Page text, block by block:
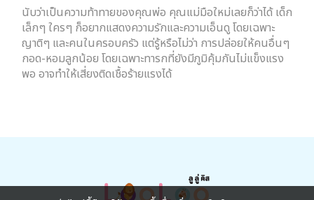
นับว่าเป็นความท้าทายของคุณพ่อ คุณแม่มือใหม่เลยก็ว่าได้ เด็ก
เล็กๆ ใครๆ ก็อยากแสดงความรักและความเอ็นดู โดยเฉพาะ
ญาติๆ และคนในครอบครัว แต่รู้หรือไม่ว่า การปล่อยให้คนอื่นๆ
กอด-หอมลูกน้อย โดยเฉพาะทารกที่ยังมีภูมิคุ้มกันไม่แข็งแรง
พอ อาจทำให้เสี่ยงติดเชื้อร้ายแรงได้